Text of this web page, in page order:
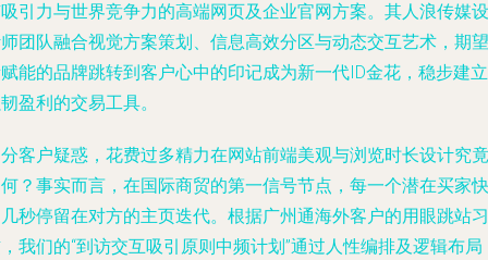
引力与世界竞争力的高端网页及企业官网方案。其人浪传媒设
团队融合视觉方案策划、信息高效分区与动态交互艺术，期望
能的品牌跳转到客户心中的印记成为新一代ID金花，稳步建立
盈利的交易工具。
客户疑惑，花费过多精力在网站前端美观与浏览时长设计究竟
？事实而言，在国际商贸的第一信号节点，每一个潜在买家快
秒停留在对方的主页迭代。根据广州通海外客户的用眼跳站习
我们的“到访交互吸引原则中频计划”通过人性编排及逻辑布局